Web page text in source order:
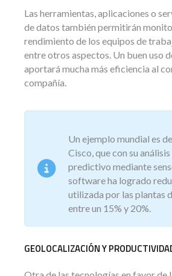
Las herramientas, aplicaciones o
de datos también permitirán
rendimiento de los equipos de
entre otros aspectos. Un buen uso
aportará mucha más eficiencia al
compañía.
Un ejemplo mundial es
Cisco, que con su
predictivo mediante
software ha logrado
utilizada por las plantas
entre un 15% y 20%.
GEOLOCALIZACIÓN Y